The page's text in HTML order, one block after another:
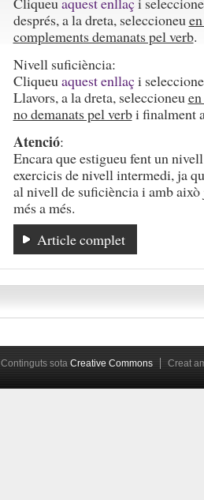
després, a la dreta, seleccioneu
complements demanats pel verb.
Nivell suficiència:
Cliqueuaquest enllaçi
Llavors, a la dreta, seleccioneu
no demanats pel verbi finalment
Atenció:
Encara que estigueu fent un
exercicis de nivell intermedi, ja
al nivell de suficiència i amb
més a més.
Article complet
Continguts sota Creative Commons Creat